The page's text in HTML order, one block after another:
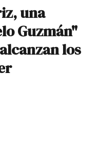
una
Guzmán"
los